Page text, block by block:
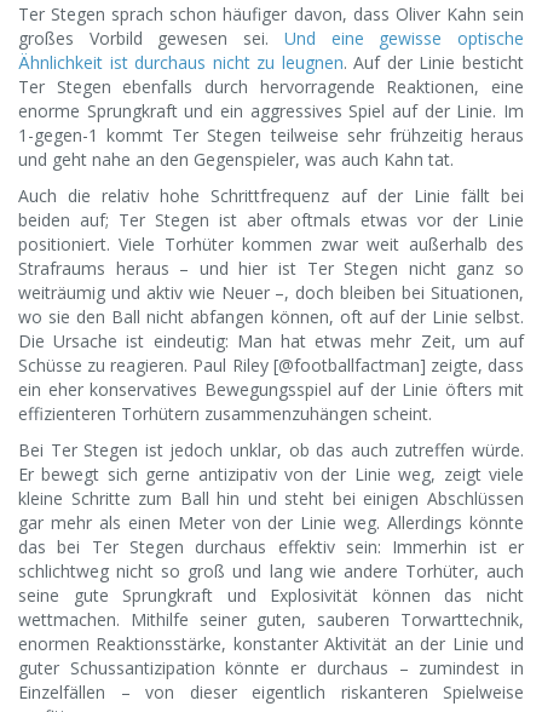
Ter Stegen sprach schon häufiger davon, dass Oliver Kahn sein
großes Vorbild gewesen sei. Und eine gewisse optische
Ähnlichkeit ist durchaus nicht zu leugnen. Auf der Linie besticht
Ter Stegen ebenfalls durch hervorragende Reaktionen, eine
enorme Sprungkraft und ein aggressives Spiel auf der Linie. Im
1-gegen-1 kommt Ter Stegen teilweise sehr frühzeitig heraus
und geht nahe an den Gegenspieler, was auch Kahn tat.
Auch die relativ hohe Schrittfrequenz auf der Linie fällt bei
beiden auf; Ter Stegen ist aber oftmals etwas vor der Linie
positioniert. Viele Torhüter kommen zwar weit außerhalb des
Strafraums heraus – und hier ist Ter Stegen nicht ganz so
weiträumig und aktiv wie Neuer –, doch bleiben bei Situationen,
wo sie den Ball nicht abfangen können, oft auf der Linie selbst.
Die Ursache ist eindeutig: Man hat etwas mehr Zeit, um auf
Schüsse zu reagieren. Paul Riley [@footballfactman] zeigte, dass
ein eher konservatives Bewegungsspiel auf der Linie öfters mit
effizienteren Torhütern zusammenzuhängen scheint.
Bei Ter Stegen ist jedoch unklar, ob das auch zutreffen würde.
Er bewegt sich gerne antizipativ von der Linie weg, zeigt viele
kleine Schritte zum Ball hin und steht bei einigen Abschlüssen
gar mehr als einen Meter von der Linie weg. Allerdings könnte
das bei Ter Stegen durchaus effektiv sein: Immerhin ist er
schlichtweg nicht so groß und lang wie andere Torhüter, auch
seine gute Sprungkraft und Explosivität können das nicht
wettmachen. Mithilfe seiner guten, sauberen Torwarttechnik,
enormen Reaktionsstärke, konstanter Aktivität an der Linie und
guter Schussantizipation könnte er durchaus – zumindest in
Einzelfällen – von dieser eigentlich riskanteren Spielweise